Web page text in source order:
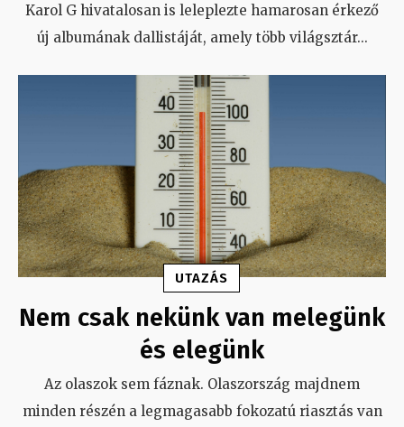
Karol G hivatalosan is leleplezte hamarosan érkező
új albumának dallistáját, amely több világsztár...
UTAZÁS
Nem csak nekünk van melegünk
és elegünk
Az olaszok sem fáznak. Olaszország majdnem
minden részén a legmagasabb fokozatú riasztás van